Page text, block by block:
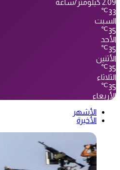
2.09 كيلومتر/ساعة
33
℃
السبت
35
℃
الأحد
35
℃
الأثنين
35
℃
الثلاثاء
35
℃
الأربعاء
الأشهر
الأخيرة